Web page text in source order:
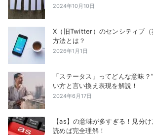
2024年10月10日
X（旧Twitter）のセンシティブ（
方法とは？
2026年1月1日
「ステータス」ってどんな意味
い方と言い換え表現を解説！
2024年6月17日
【as】の意味が多すぎる！見分け
読めば完全理解！